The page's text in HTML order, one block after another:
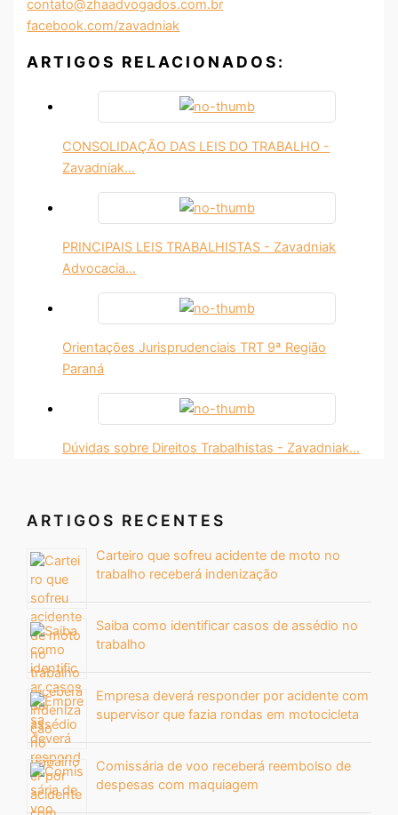
contato@zhaadvogados.com.br
facebook.com/zavadniak
ARTIGOS RELACIONADOS:
CONSOLIDAÇÃO DAS LEIS DO TRABALHO -
Zavadniak…
PRINCIPAIS LEIS TRABALHISTAS - Zavadniak
Advocacia…
Orientações Jurisprudenciais TRT 9ª Região
Paraná
Dúvidas sobre Direitos Trabalhistas - Zavadniak…
ARTIGOS RECENTES
Carteiro que sofreu acidente de moto no
trabalho receberá indenização
Saiba como identificar casos de assédio no
trabalho
Empresa deverá responder por acidente com
supervisor que fazia rondas em motocicleta
Comissária de voo receberá reembolso de
despesas com maquiagem